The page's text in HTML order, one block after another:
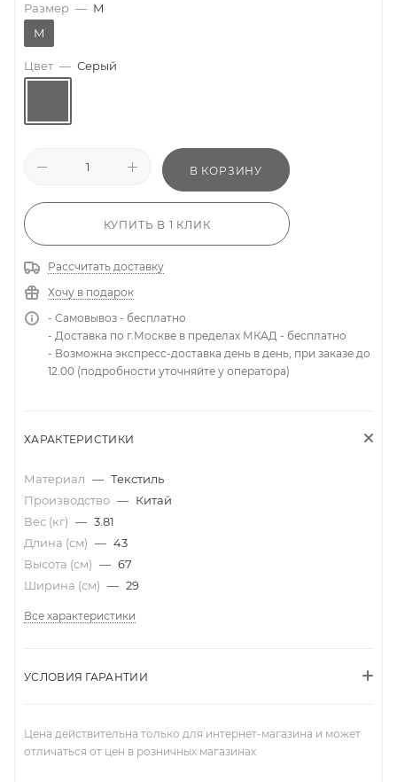
Размер — M
M
Цвет — Серый
В КОРЗИНУ
КУПИТЬ В 1 КЛИК
Рассчитать доставку
Хочу в подарок
- Самовывоз - бесплатно
- Доставка по г.Москве в пределах МКАД - бесплатно
- Возможна экспресс-доставка день в день, при заказе до
12.00 (подробности уточняйте у оператора)
ХАРАКТЕРИСТИКИ
Материал — Текстиль
Производство — Китай
Вес (кг) — 3.81
Длина (см) — 43
Высота (см) — 67
Ширина (см) — 29
Все характеристики
УСЛОВИЯ ГАРАНТИИ
Цена действительна только для интернет-магазина и может
отличаться от цен в розничных магазинах